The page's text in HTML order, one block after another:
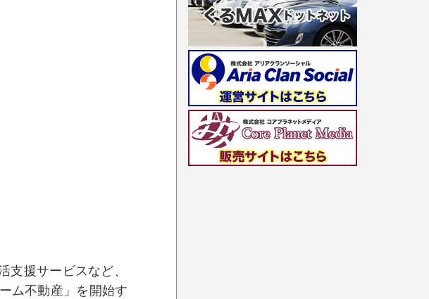
援サービスなど、
ム不動産」を開始す